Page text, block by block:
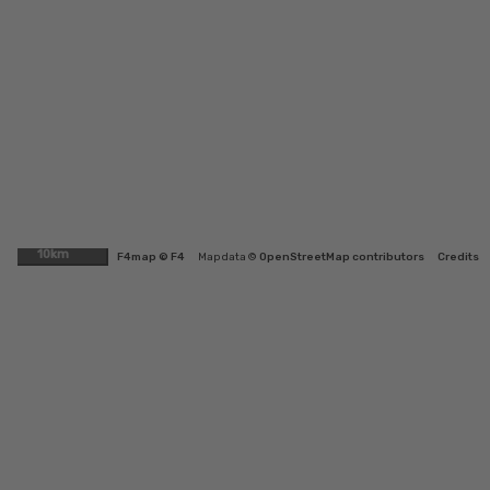
10km F4map © F4 Map data © OpenStreetMap contributors Credits